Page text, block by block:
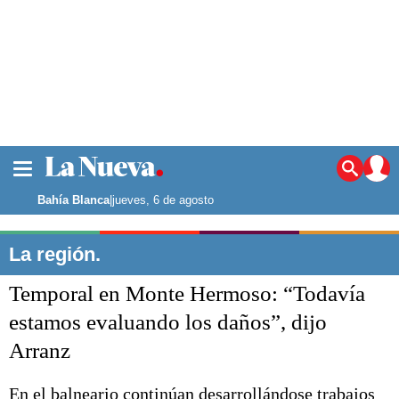
Noticias
La ciudad
Punta Alta
El mundo
Seguridad
Liga del Sur
Bahía Blanca|jueves, 6 de agosto
La región.
Temporal en Monte Hermoso: “Todavía
estamos evaluando los daños”, dijo
Arranz
En el balneario continúan desarrollándose trabajos